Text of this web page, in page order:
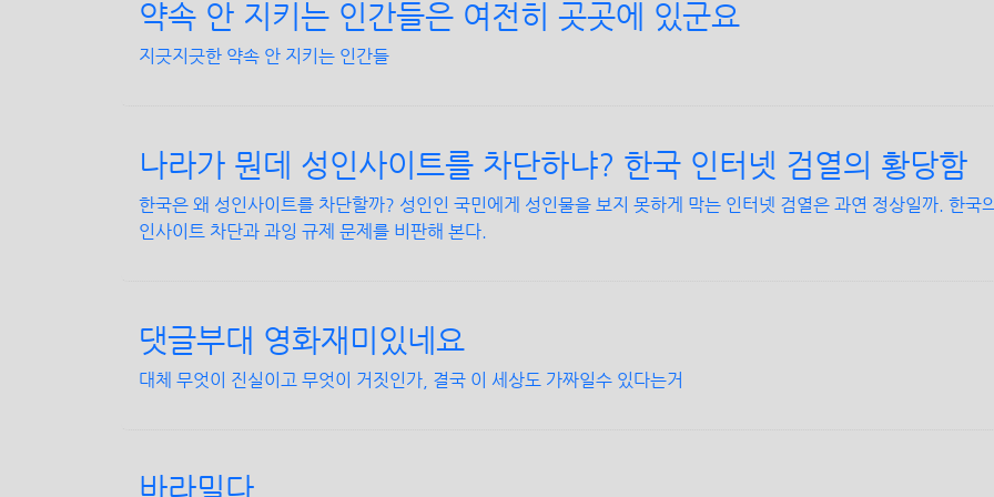
약속 안 지키는 인간들은 여전히 곳곳에 있군요
지긋지긋한 약속 안 지키는 인간들
나라가 뭔데 성인사이트를 차단하냐? 한국 인터넷 검열의 황당함
한국은 왜 성인사이트를 차단할까? 성인인 국민에게 성인물을 보지 못하게 막는 인터넷 검열은 과연 정상일까. 한국
인사이트 차단과 과잉 규제 문제를 비판해 본다.
댓글부대 영화재미있네요
대체 무엇이 진실이고 무엇이 거짓인가, 결국 이 세상도 가짜일수 있다는거
바라밀다